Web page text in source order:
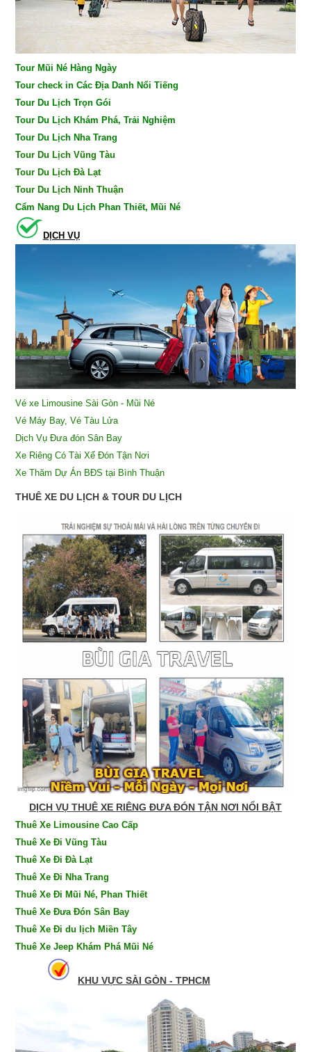
Tour Mũi Né Hàng Ngày
Tour check in Các Địa Danh Nổi Tiếng
Tour Du Lịch Trọn Gói
Tour Du Lịch Khám Phá, Trải Nghiệm
Tour Du Lịch Nha Trang
Tour Du Lịch Vũng Tàu
Tour Du Lịch Đà Lạt
Tour Du Lịch Ninh Thuận
Cẩm Nang Du Lịch Phan Thiết, Mũi Né
DỊCH VỤ
Vé xe Limousine Sài Gòn - Mũi Né
Vé Máy Bay, Vé Tàu Lửa
Dịch Vụ Đưa đón Sân Bay
Xe Riêng Có Tài Xế Đón Tận Nơi
Xe Thăm Dự Án BĐS tại Bình Thuận
THUÊ XE DU LỊCH & TOUR DU LỊCH
DỊCH VỤ THUÊ XE RIÊNG ĐƯA ĐÓN TẬN NƠI NỔI BẬT
Thuê Xe Limousine Cao Cấp
Thuê Xe Đi Vũng Tàu
Thuê Xe Đi Đà Lạt
Thuê Xe Đi Nha Trang
Thuê Xe Đi Mũi Né, Phan Thiết
Thuê Xe Đưa Đón Sân Bay
Thuê Xe Đi du lịch Miền Tây
Thuê Xe Jeep Khám Phá Mũi Né
KHU VỰC SÀI GÒN - TPHCM